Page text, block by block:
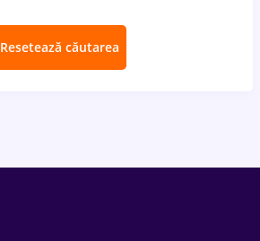
Resetează căutarea